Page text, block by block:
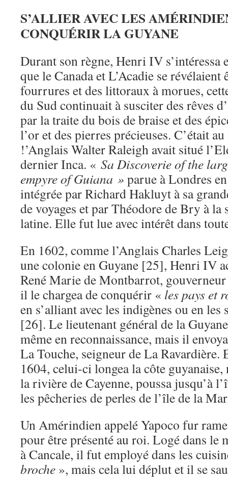
S’ALLIER AVEC LES
CONQUÉRIR LA GUYANE
Durant son règne, Henri IV s’intéressa
que le Canada et L’Acadie se
fourrures et des littoraux à morues,
du Sud continuait à susciter des rêves
par la traite du bois de braise et des
l’or et des pierres précieuses. C’était
!’Anglais Walter Raleigh avait situé
dernier Inca. « Sa Discoverie of the
empyre of Guiana » parue à Londres
intégrée par Richard Hakluyt à sa
de voyages et par Théodore de Bry à la
latine. Elle fut lue avec intérêt dans
En 1602, comme l’Anglais Charles
une colonie en Guyane [25], Henri IV
René Marie de Montbarrot,
il le chargea de conquérir « les pays et
en s’alliant avec les indigènes ou en
[26]. Le lieutenant général de la
même en reconnaissance, mais il
La Touche, seigneur de La Ravardière.
1604, celui-ci longea la côte guyanaise,
la rivière de Cayenne, poussa jusqu’à
les pêcheries de perles de l’île de la
Un Amérindien appelé Yapoco fur
pour être présenté au roi. Logé dans le
à Cancale, il fut employé dans les
broche », mais cela lui déplut et il se